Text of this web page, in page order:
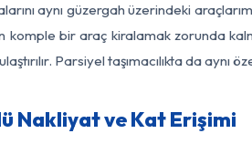
aynı güzergah üzerindeki
bir araç kiralamak zorunda
Parsiyel taşımacılıkta da
Nakliyat ve Kat Erişimi